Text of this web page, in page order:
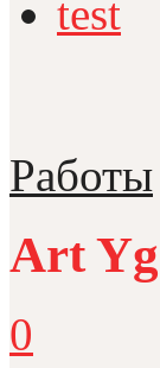
test
Работы
Art
0